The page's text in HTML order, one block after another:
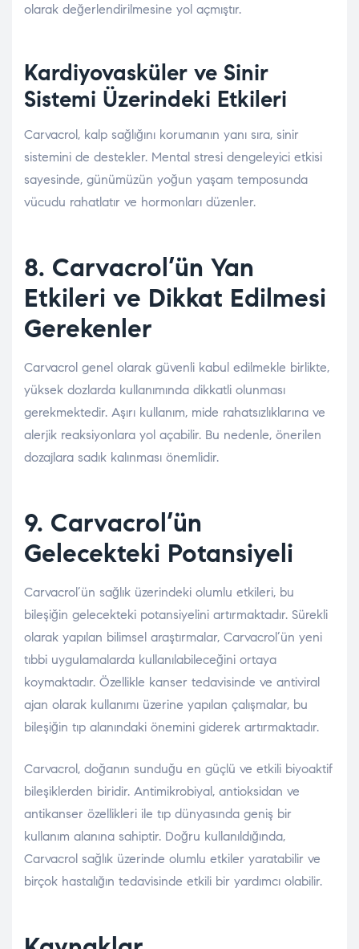
olarak değerlendirilmesine yol açmıştır.
Kardiyovasküler ve Sinir
Sistemi Üzerindeki Etkileri
Carvacrol, kalp sağlığını korumanın yanı sıra, sinir
sistemini de destekler. Mental stresi dengeleyici etkisi
sayesinde, günümüzün yoğun yaşam temposunda
vücudu rahatlatır ve hormonları düzenler.
8. Carvacrol’ün Yan
Etkileri ve Dikkat Edilmesi
Gerekenler
Carvacrol genel olarak güvenli kabul edilmekle birlikte,
yüksek dozlarda kullanımında dikkatli olunması
gerekmektedir. Aşırı kullanım, mide rahatsızlıklarına ve
alerjik reaksiyonlara yol açabilir. Bu nedenle, önerilen
dozajlara sadık kalınması önemlidir.
9. Carvacrol’ün
Gelecekteki Potansiyeli
Carvacrol’ün sağlık üzerindeki olumlu etkileri, bu
bileşiğin gelecekteki potansiyelini artırmaktadır. Sürekli
olarak yapılan bilimsel araştırmalar, Carvacrol’ün yeni
tıbbi uygulamalarda kullanılabileceğini ortaya
koymaktadır. Özellikle kanser tedavisinde ve antiviral
ajan olarak kullanımı üzerine yapılan çalışmalar, bu
bileşiğin tıp alanındaki önemini giderek artırmaktadır.
Carvacrol, doğanın sunduğu en güçlü ve etkili biyoaktif
bileşiklerden biridir. Antimikrobiyal, antioksidan ve
antikanser özellikleri ile tıp dünyasında geniş bir
kullanım alanına sahiptir. Doğru kullanıldığında,
Carvacrol sağlık üzerinde olumlu etkiler yaratabilir ve
birçok hastalığın tedavisinde etkili bir yardımcı olabilir.